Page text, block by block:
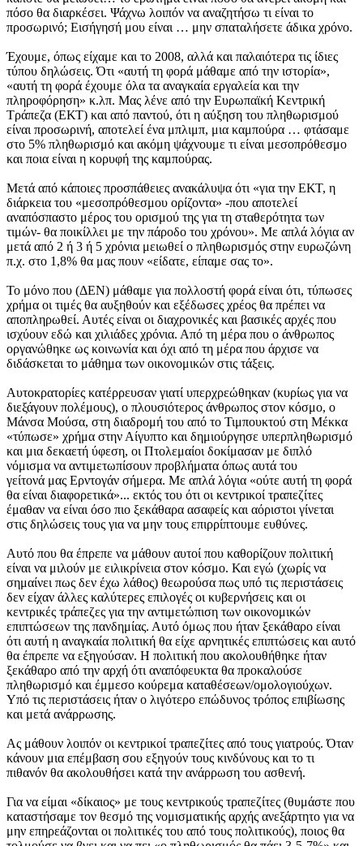
πόσο θα διαρκέσει. Ψάχνω λοιπόν να αναζητήσω τι είναι το
προσωρινό; Εισήγησή μου είναι … μην σπαταλήσετε άδικα χρόνο.
Έχουμε, όπως είχαμε και το 2008, αλλά και παλαιότερα τις ίδιες
τύπου δηλώσεις. Ότι «αυτή τη φορά μάθαμε από την ιστορία»,
«αυτή τη φορά έχουμε όλα τα αναγκαία εργαλεία και την
πληροφόρηση» κ.λπ. Μας λένε από την Ευρωπαϊκή Κεντρική
Τράπεζα (ΕΚΤ) και από παντού, ότι η αύξηση του πληθωρισμού
είναι προσωρινή, αποτελεί ένα μπλιμπ, μια καμπούρα … φτάσαμε
στο 5% πληθωρισμό και ακόμη ψάχνουμε τι είναι μεσοπρόθεσμο
και ποια είναι η κορυφή της καμπούρας.
Μετά από κάποιες προσπάθειες ανακάλυψα ότι «για την ΕΚΤ, η
διάρκεια του «μεσοπρόθεσμου ορίζοντα» -που αποτελεί
αναπόσπαστο μέρος του ορισμού της για τη σταθερότητα των
τιμών- θα ποικίλλει με την πάροδο του χρόνου». Με απλά λόγια αν
μετά από 2 ή 3 ή 5 χρόνια μειωθεί ο πληθωρισμός στην ευρωζώνη
π.χ. στο 1,8% θα μας πουν «είδατε, είπαμε σας το».
Το μόνο που (ΔΕΝ) μάθαμε για πολλοστή φορά είναι ότι, τύπωσες
χρήμα οι τιμές θα αυξηθούν και εξέδωσες χρέος θα πρέπει να
αποπληρωθεί. Αυτές είναι οι διαχρονικές και βασικές αρχές που
ισχύουν εδώ και χιλιάδες χρόνια. Από τη μέρα που ο άνθρωπος
οργανώθηκε ως κοινωνία και όχι από τη μέρα που άρχισε να
διδάσκεται το μάθημα των οικονομικών στις τάξεις.
Αυτοκρατορίες κατέρρευσαν γιατί υπερχρεώθηκαν (κυρίως για να
διεξάγουν πολέμους), o πλουσιότερος άνθρωπος στον κόσμο, ο
Μάνσα Μούσα, στη διαδρομή του από το Τιμπουκτού στη Μέκκα
«τύπωσε» χρήμα στην Αίγυπτο και δημιούργησε υπερπληθωρισμό
και μια δεκαετή ύφεση, οι Πτολεμαίοι δοκίμασαν με διπλό
νόμισμα να αντιμετωπίσουν προβλήματα όπως αυτά του
γείτονά μας Ερντογάν σήμερα. Με απλά λόγια «ούτε αυτή τη φορά
θα είναι διαφορετικά»... εκτός του ότι οι κεντρικοί τραπεζίτες
έμαθαν να είναι όσο πιο ξεκάθαρα ασαφείς και αόριστοι γίνεται
στις δηλώσεις τους για να μην τους επιρρίπτουμε ευθύνες.
Αυτό που θα έπρεπε να μάθουν αυτοί που καθορίζουν πολιτική
είναι να μιλούν με ειλικρίνεια στον κόσμο. Και εγώ (χωρίς να
σημαίνει πως δεν έχω λάθος) θεωρούσα πως υπό τις περιστάσεις
δεν είχαν άλλες καλύτερες επιλογές οι κυβερνήσεις και οι
κεντρικές τράπεζες για την αντιμετώπιση των οικονομικών
επιπτώσεων της πανδημίας. Αυτό όμως που ήταν ξεκάθαρο είναι
ότι αυτή η αναγκαία πολιτική θα είχε αρνητικές επιπτώσεις και αυτό
θα έπρεπε να εξηγούσαν. Η πολιτική που ακολουθήθηκε ήταν
ξεκάθαρο από την αρχή ότι αναπόφευκτα θα προκαλούσε
πληθωρισμό και έμμεσο κούρεμα καταθέσεων/ομολογιούχων.
Υπό τις περιστάσεις ήταν ο λιγότερο επώδυνος τρόπος επιβίωσης
και μετά ανάρρωσης.
Ας μάθουν λοιπόν οι κεντρικοί τραπεζίτες από τους γιατρούς. Όταν
κάνουν μια επέμβαση σου εξηγούν τους κινδύνους και το τι
πιθανόν θα ακολουθήσει κατά την ανάρρωση του ασθενή.
Για να είμαι «δίκαιος» με τους κεντρικούς τραπεζίτες (θυμάστε που
καταστήσαμε τον θεσμό της νομισματικής αρχής ανεξάρτητο για να
μην επηρεάζονται οι πολιτικές του από τους πολιτικούς), ποιος θα